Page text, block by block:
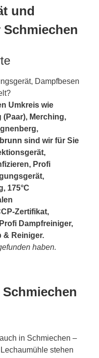
und
Dampfbesen
Umkreis wie
Merching,
sind wir für Sie
Profi
175°C
Zertifikat,
Dampfreiniger,
& Reiniger.
haben.
in Schmiechen –
stehen